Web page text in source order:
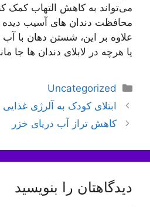
می‌تواند به کاهش التهاب کمک
محافظت دندان های آسیب
علاوه بر این، شستن دهان با
یا هرچه در لابلای دندان ها جا
دسته‌ها
Uncategorized
ناوبری
نوشته‌ها
ابتلای کودک به آلرژی غذایی
کاهش تراز آب دریای خزر
دیدگاهتان را بنویسید